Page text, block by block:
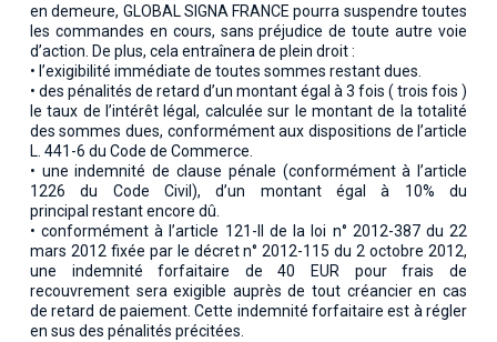
en demeure, GLOBAL SIGNA FRANCE pourra suspendre toutes
les commandes en cours, sans préjudice de toute autre voie
d’action. De plus, cela entraînera de plein droit :
• l’exigibilité immédiate de toutes sommes restant dues.
• des pénalités de retard d’un montant égal à 3 fois ( trois fois )
le taux de l’intérêt légal, calculée sur le montant de la totalité
des sommes dues, conformément aux dispositions de l’article
L. 441-6 du Code de Commerce.
• une indemnité de clause pénale (conformément à l’article
1226 du Code Civil), d’un montant égal à 10% du
principal restant encore dû.
• conformément à l’article 121-II de la loi n° 2012-387 du 22
mars 2012 fixée par le décret n° 2012-115 du 2 octobre 2012,
une indemnité forfaitaire de 40 EUR pour frais de
recouvrement sera exigible auprès de tout créancier en cas
de retard de paiement. Cette indemnité forfaitaire est à régler
en sus des pénalités précitées.